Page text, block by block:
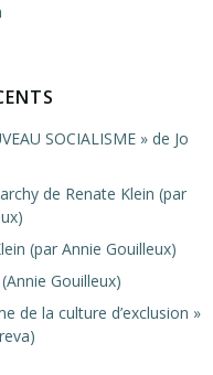
SOCIALISME » de Jo
de Renate Klein (par
(par Annie Gouilleux)
Gouilleux)
de la culture d’exclusion »